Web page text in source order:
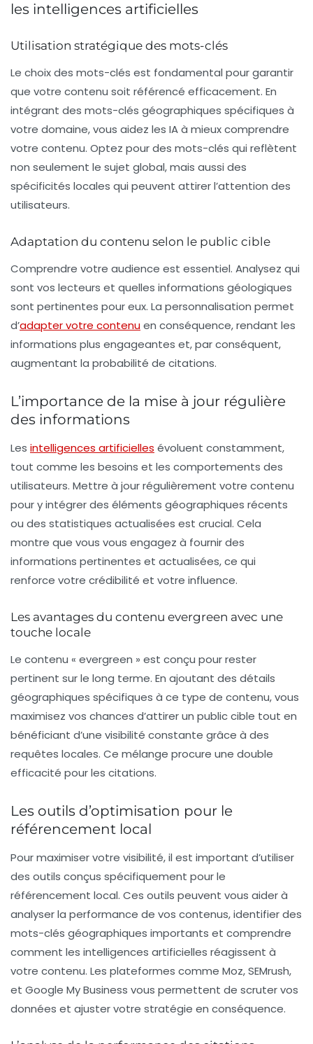
les intelligences artificielles
Utilisation stratégique des mots-clés
Le choix des mots-clés est fondamental pour garantir
que votre contenu soit référencé efficacement. En
intégrant des mots-clés géographiques spécifiques à
votre domaine, vous aidez les IA à mieux comprendre
votre contenu. Optez pour des mots-clés qui reflètent
non seulement le sujet global, mais aussi des
spécificités locales qui peuvent attirer l’attention des
utilisateurs.
Adaptation du contenu selon le public cible
Comprendre votre audience est essentiel. Analysez qui
sont vos lecteurs et quelles informations géologiques
sont pertinentes pour eux. La personnalisation permet
d’adapter votre contenuen conséquence, rendant les
informations plus engageantes et, par conséquent,
augmentant la probabilité de citations.
L’importance de la mise à jour régulière
des informations
Les intelligences artificielles évoluent constamment,
tout comme les besoins et les comportements des
utilisateurs. Mettre à jour régulièrement votre contenu
pour y intégrer des éléments géographiques récents
ou des statistiques actualisées est crucial. Cela
montre que vous vous engagez à fournir des
informations pertinentes et actualisées, ce qui
renforce votre crédibilité et votre influence.
Les avantages du contenu evergreen avec une
touche locale
Le contenu « evergreen » est conçu pour rester
pertinent sur le long terme. En ajoutant des détails
géographiques spécifiques à ce type de contenu, vous
maximisez vos chances d’attirer un public cible tout en
bénéficiant d’une visibilité constante grâce à des
requêtes locales. Ce mélange procure une double
efficacité pour les citations.
Les outils d’optimisation pour le
référencement local
Pour maximiser votre visibilité, il est important d’utiliser
des outils conçus spécifiquement pour le
référencement local. Ces outils peuvent vous aider à
analyser la performance de vos contenus, identifier des
mots-clés géographiques importants et comprendre
comment les intelligences artificielles réagissent à
votre contenu. Les plateformes comme Moz, SEMrush,
et Google My Business vous permettent de scruter vos
données et ajuster votre stratégie en conséquence.